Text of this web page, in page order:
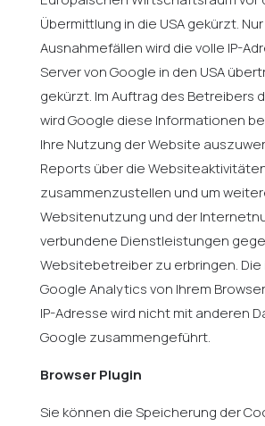
Übermittlung in die USA gekürzt. Nur
Ausnahmefällen wird die volle IP-
Server von Google in den USA
gekürzt. Im Auftrag des Betreibers
wird Google diese Informationen
Ihre Nutzung der Website
Reports über die
zusammenzustellen und um
Websitenutzung und der
verbundene Dienstleistungen
Websitebetreiber zu erbringen. Die
Google Analytics von Ihrem
IP-Adresse wird nicht mit anderen
Google zusammengeführt.
Browser Plugin
Sie können die Speicherung der